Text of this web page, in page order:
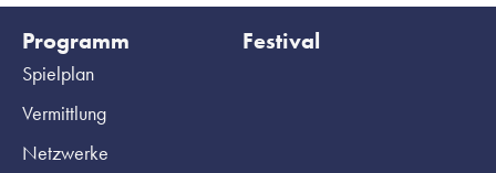
Programm
Spielplan
Vermittlung
Netzwerke
Festival